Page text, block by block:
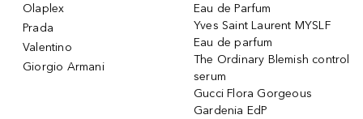
Olaplex
Prada
Valentino
Giorgio Armani
Eau de Parfum
Yves Saint Laurent MYSLF
Eau de parfum
The Ordinary Blemish control
serum
Gucci Flora Gorgeous
Gardenia EdP